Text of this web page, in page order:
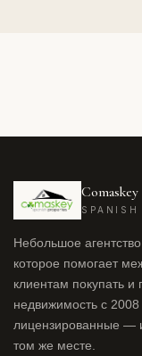
Comaskey
SPANISH
Небольшое
которое помогает
клиентам покупать и
недвижимость с 2008
лицензированные —
том же месте.